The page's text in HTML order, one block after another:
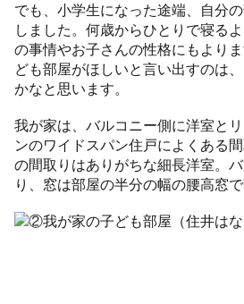
でも、小学生になった途端、自分
しました。何歳からひとりで寝る
の事情やお子さんの性格にもより
ども部屋がほしいと言い出すのは
かなと思います。
我が家は、バルコニー側に洋室と
ンのワイドスパン住戸によくある
の間取りはありがちな細長洋室。
り、窓は部屋の半分の幅の腰高窓